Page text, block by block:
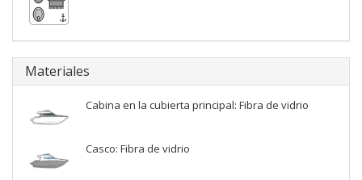
Materiales
Cabina en la cubierta principal: Fibra de vidrio
Casco: Fibra de vidrio